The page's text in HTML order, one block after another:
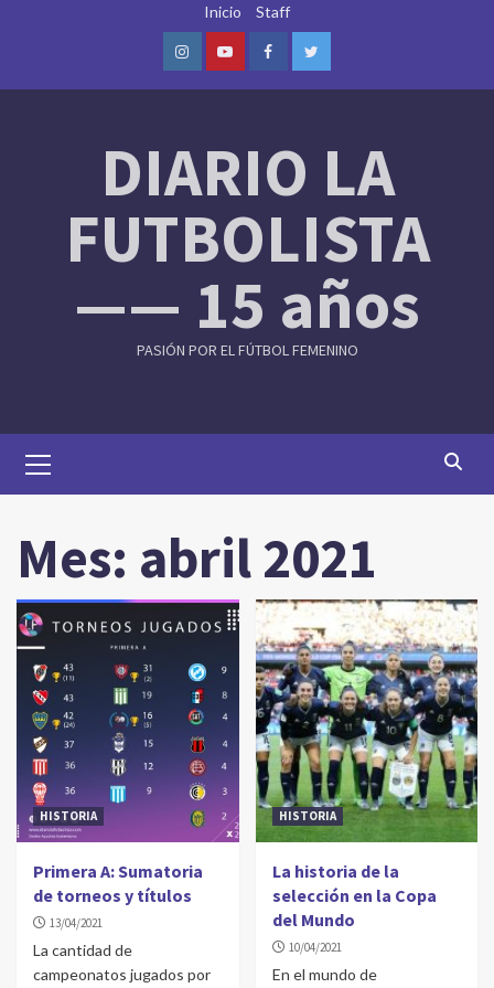
Inicio Staff
InstagramYoutubeFacebookTwitter
DIARIO LA
FUTBOLISTA
—— 15 años
PASIÓN POR EL FÚTBOL FEMENINO
Menu
Mes: abril 2021
HISTORIA
Primera A: Sumatoria
de torneos y títulos
13/04/2021
La cantidad de
campeonatos jugados por
HISTORIA
La historia de la
selección en la Copa
del Mundo
10/04/2021
En el mundo de